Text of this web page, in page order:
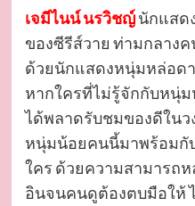
เจมีไนน์ นรวิชญ์นักแสด
ของซีรีส์วาย ท่ามกลางค
ด้วยนักแสดงหนุ่มหล่อด
หากใครที่ไม่รู้จักกับหนุ่
ได้พลาดรับชมของดีในว
หนุ่มน้อยคนนี้มาพร้อมกั
ใคร ด้วยความสามารถ
อินจนคนดูต้องตบมือให้